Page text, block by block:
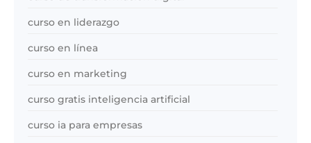
curso en liderazgo
curso en línea
curso en marketing
curso gratis inteligencia artificial
curso ia para empresas